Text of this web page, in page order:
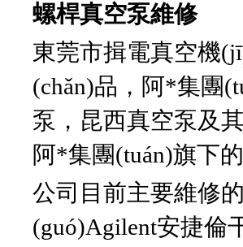
螺桿真空泵維修
東莞市揖電真空機
(chǎn)品，阿*
泵，昆西真空
阿*集團(tuán)旗下
公司目前主要維修
(guó)Agilent安捷倫